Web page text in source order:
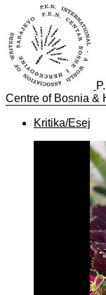
Centre of Bosnia &
Kritika/Esej